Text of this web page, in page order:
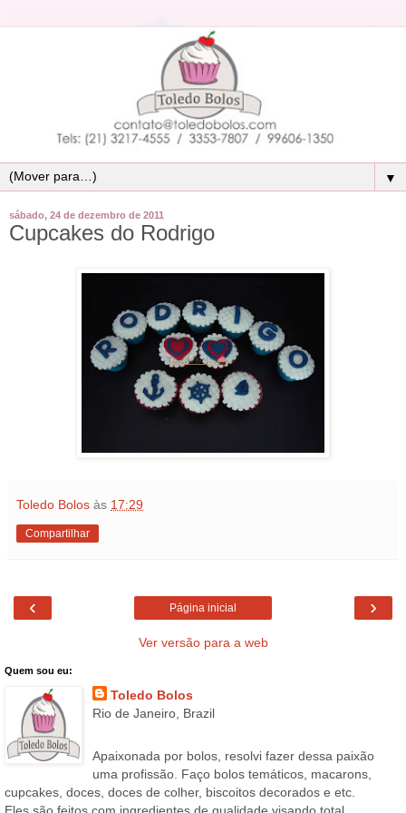
▼
sábado, 24 de dezembro de 2011
Cupcakes do Rodrigo
Toledo Bolos às 17:29
Compartilhar
‹ ›
Página inicial
Ver versão para a web
Quem sou eu:
Toledo Bolos
Rio de Janeiro, Brazil
Apaixonada por bolos, resolvi fazer dessa paixão
uma profissão. Faço bolos temáticos, macarons,
cupcakes, doces, doces de colher, biscoitos decorados e etc.